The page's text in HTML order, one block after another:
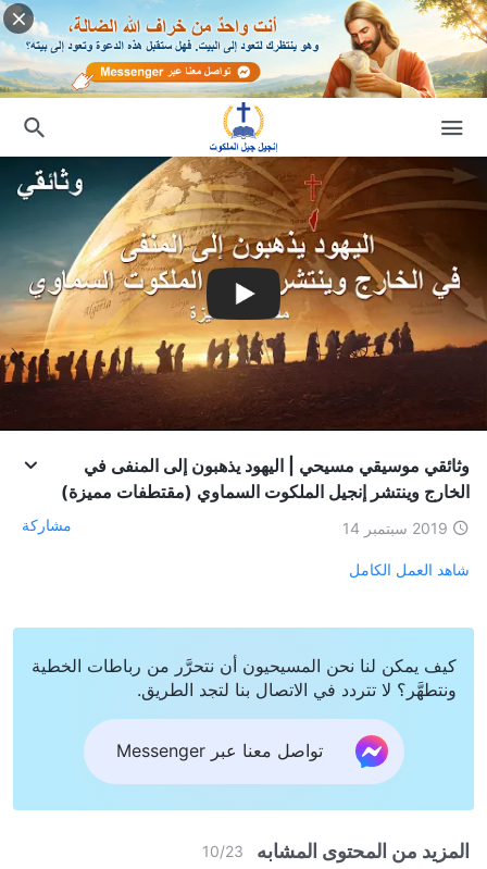
وثائقي موسيقي مسيحي | اليهود يذهبون إلى المنفى في
الخارج وينتشر إنجيل الملكوت السماوي (مقتطفات مميزة)
2019 سبتمبر 14 مشاركة
شاهد العمل الكامل
كيف يمكن لنا نحن المسيحيون أن نتحرَّر من رباطات الخطية
ونتطهَّر؟ لا تتردد في الاتصال بنا لتجد الطريق.
تواصل معنا عبر Messenger
المزيد من المحتوى المشابه 10/23